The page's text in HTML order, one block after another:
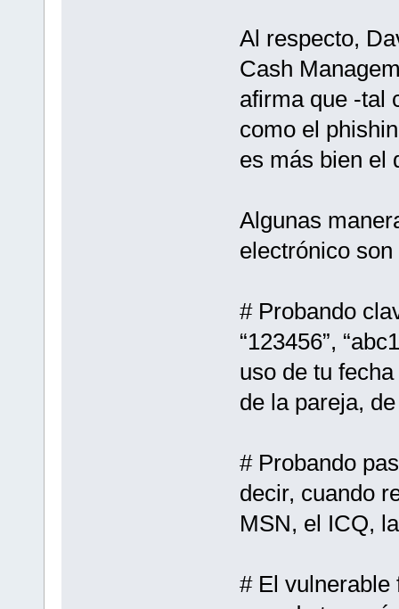
Al respecto,
Cash
afirma que -tal
como el
es más bien el
Algunas
electrónico
# Probando
“123456”,
uso de tu
de la pareja,
# Probando
decir, cuando
MSN, el ICQ,
# El vulnerable